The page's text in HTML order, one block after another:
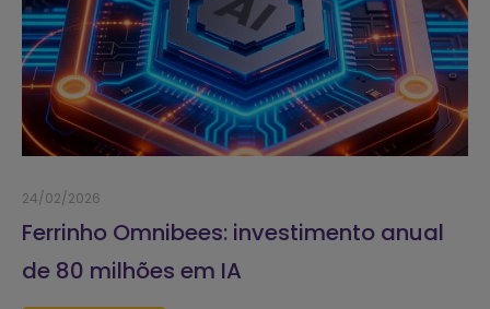
24/02/2026
Ferrinho Omnibees: investimento anual
de 80 milhões em IA